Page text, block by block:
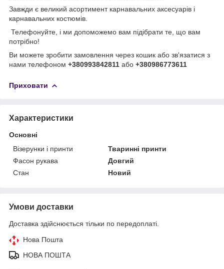
Завжди є великий асортимент карнавальних аксесуарів і
карнавальних костюмів.
Телефонуйте, і ми допоможемо вам підібрати те, що вам
потрібно!
Ви можете зробити замовлення через кошик або зв'язатися з
нами телефоном +380993842811 або +380986773611
Приховати
Характеристики
Основні
Візерунки і принти
Тваринні принти
Фасон рукава
Довгий
Стан
Новий
Умови доставки
Доставка здійснюється тільки по передоплаті.
Нова Пошта
НОВА ПОШТА